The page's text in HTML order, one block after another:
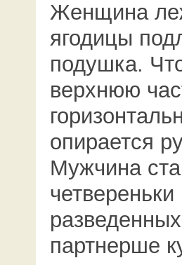
Женщина
ягодицы
подушка.
верхнюю
опирается
Мужчина
партнерше